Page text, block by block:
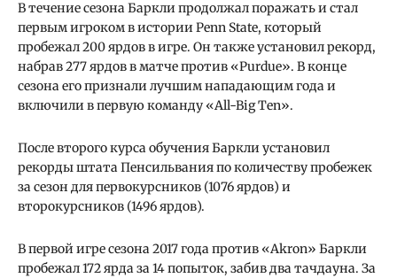
В течение сезона Баркли продолжал поражать и стал
первым игроком в истории Penn State, который
пробежал 200 ярдов в игре. Он также установил рекорд,
набрав 277 ярдов в матче против «Purdue». В конце
сезона его признали лучшим нападающим года и
включили в первую команду «All-Big Ten».
После второго курса обучения Баркли установил
рекорды штата Пенсильвания по количеству пробежек
за сезон для первокурсников (1076 ярдов) и
второкурсников (1496 ярдов).
В первой игре сезона 2017 года против «Akron» Баркли
пробежал 172 ярда за 14 попыток, забив два тачдауна. За